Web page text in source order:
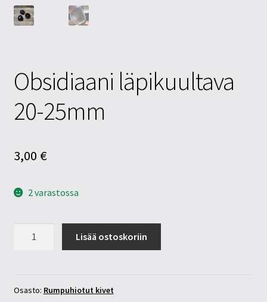
Obsidiaani läpikuultava
20-25mm
3,00 €
2 varastossa
määrä
Lisää ostoskoriin
Osasto: Rumpuhiotut kivet